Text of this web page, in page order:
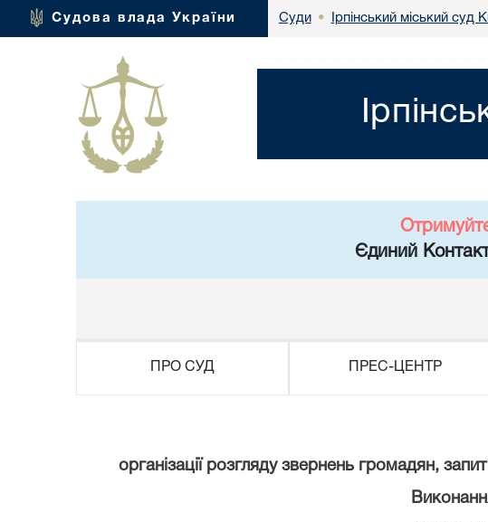
Судова влада України Суди • Ірпінський міський суд
Єдиний
ПРО СУД ПРЕС-ЦЕНТР
організації розгляду звернень громадян,